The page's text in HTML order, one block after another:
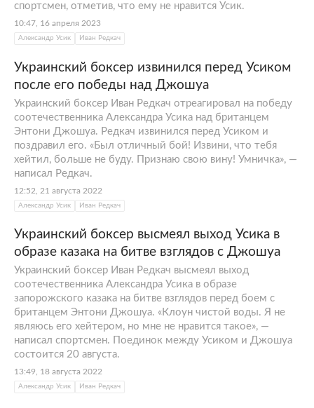
спортсмен, отметив, что ему не нравится Усик.
10:47, 16 апреля 2023
Александр Усик Иван Редкач
Украинский боксер извинился перед Усиком
после его победы над Джошуа
Украинский боксер Иван Редкач отреагировал на победу
соотечественника Александра Усика над британцем
Энтони Джошуа. Редкач извинился перед Усиком и
поздравил его. «Был отличный бой! Извини, что тебя
хейтил, больше не буду. Признаю свою вину! Умничка», —
написал Редкач.
12:52, 21 августа 2022
Александр Усик Иван Редкач
Украинский боксер высмеял выход Усика в
образе казака на битве взглядов с Джошуа
Украинский боксер Иван Редкач высмеял выход
соотечественника Александра Усика в образе
запорожского казака на битве взглядов перед боем с
британцем Энтони Джошуа. «Клоун чистой воды. Я не
являюсь его хейтером, но мне не нравится такое», —
написал спортсмен. Поединок между Усиком и Джошуа
состоится 20 августа.
13:49, 18 августа 2022
Александр Усик Иван Редкач